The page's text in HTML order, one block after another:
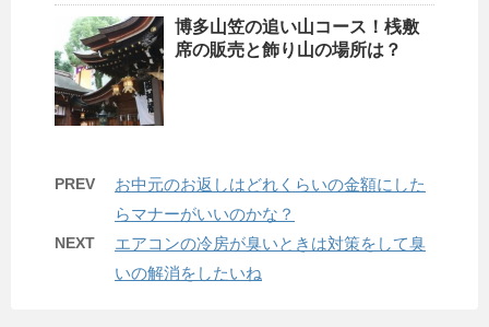
博多山笠の追い山コース！桟敷
席の販売と飾り山の場所は？
PREV
お中元のお返しはどれくらいの金額にした
らマナーがいいのかな？
NEXT
エアコンの冷房が臭いときは対策をして臭
いの解消をしたいね